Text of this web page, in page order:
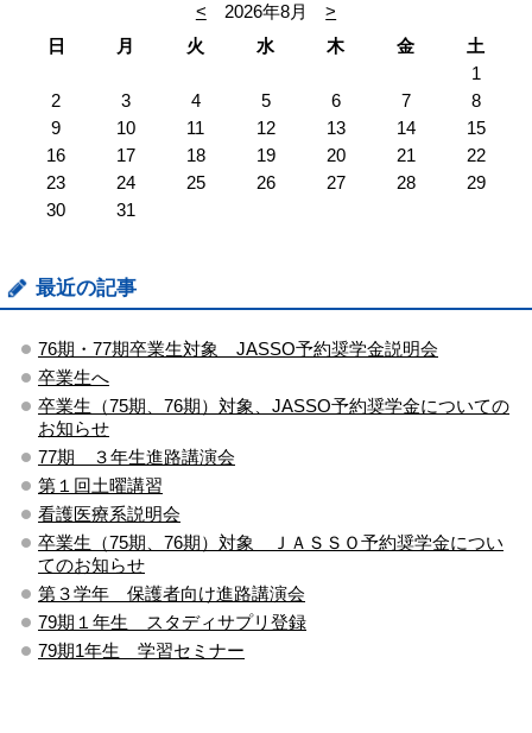
< 2026年8月
>
日
月 火 水 木 金
土
1
2
3 4 5 6 7
8
9
10 11 12 13 14
15
16
17 18 19 20 21
22
23
24 25 26 27 28
29
30
31
最近の記事
76期・77期卒業生対象 JASSO予約奨学金説明会
卒業生へ
卒業生（75期、76期）対象、JASSO予約奨学金についての
お知らせ
77期 ３年生進路講演会
第１回土曜講習
看護医療系説明会
卒業生（75期、76期）対象 ＪＡＳＳＯ予約奨学金につい
てのお知らせ
第３学年 保護者向け進路講演会
79期１年生 スタディサプリ登録
79期1年生 学習セミナー